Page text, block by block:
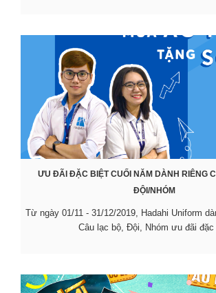
ƯU ĐÃI ĐẶC BIỆT CUỐI NĂM DÀNH RIÊNG
ĐỘI/NHÓM
Từ ngày 01/11 - 31/12/2019, Hadahi Uniform
Câu lạc bộ, Đội, Nhóm ưu đãi đặc